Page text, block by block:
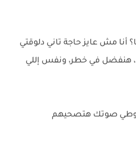
أنا مش عايز حاجة تاني دلوقتي
هنفضل في خطر، ونفس إللي
ووطي صوتك هتصحيهم